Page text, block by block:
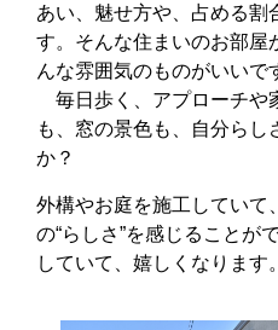
あい、魅せ方や、占める割
す。そんな住まいのお部屋
んな雰囲気のものがいいで
毎日歩く、アプローチや
も、窓の景色も、自分ら
か？
外構やお庭を施工していて
の“らしさ”を感じることが
していて、嬉しくなります。